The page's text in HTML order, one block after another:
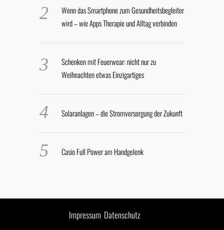
Wenn das Smartphone zum Gesundheitsbegleiter
wird – wie Apps Therapie und Alltag verbinden
Schenken mit Feuerwear: nicht nur zu
Weihnachten etwas Einzigartiges
Solaranlagen – die Stromversorgung der Zukunft
Casio Full Power am Handgelenk
Impressum Datenschutz